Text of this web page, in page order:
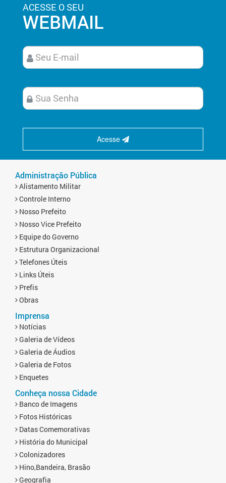
ACESSE O SEU
WEBMAIL
Acesse
Administração Pública
Alistamento Militar
Controle Interno
Nosso Prefeito
Nosso Vice Prefeito
Equipe do Governo
Estrutura Organizacional
Telefones Úteis
Links Úteis
Prefis
Obras
Imprensa
Notícias
Galeria de Vídeos
Galeria de Áudios
Galeria de Fotos
Enquetes
Conheça nossa Cidade
Banco de Imagens
Fotos Históricas
Datas Comemorativas
História do Municipal
Colonizadores
Hino,Bandeira, Brasão
Geografia